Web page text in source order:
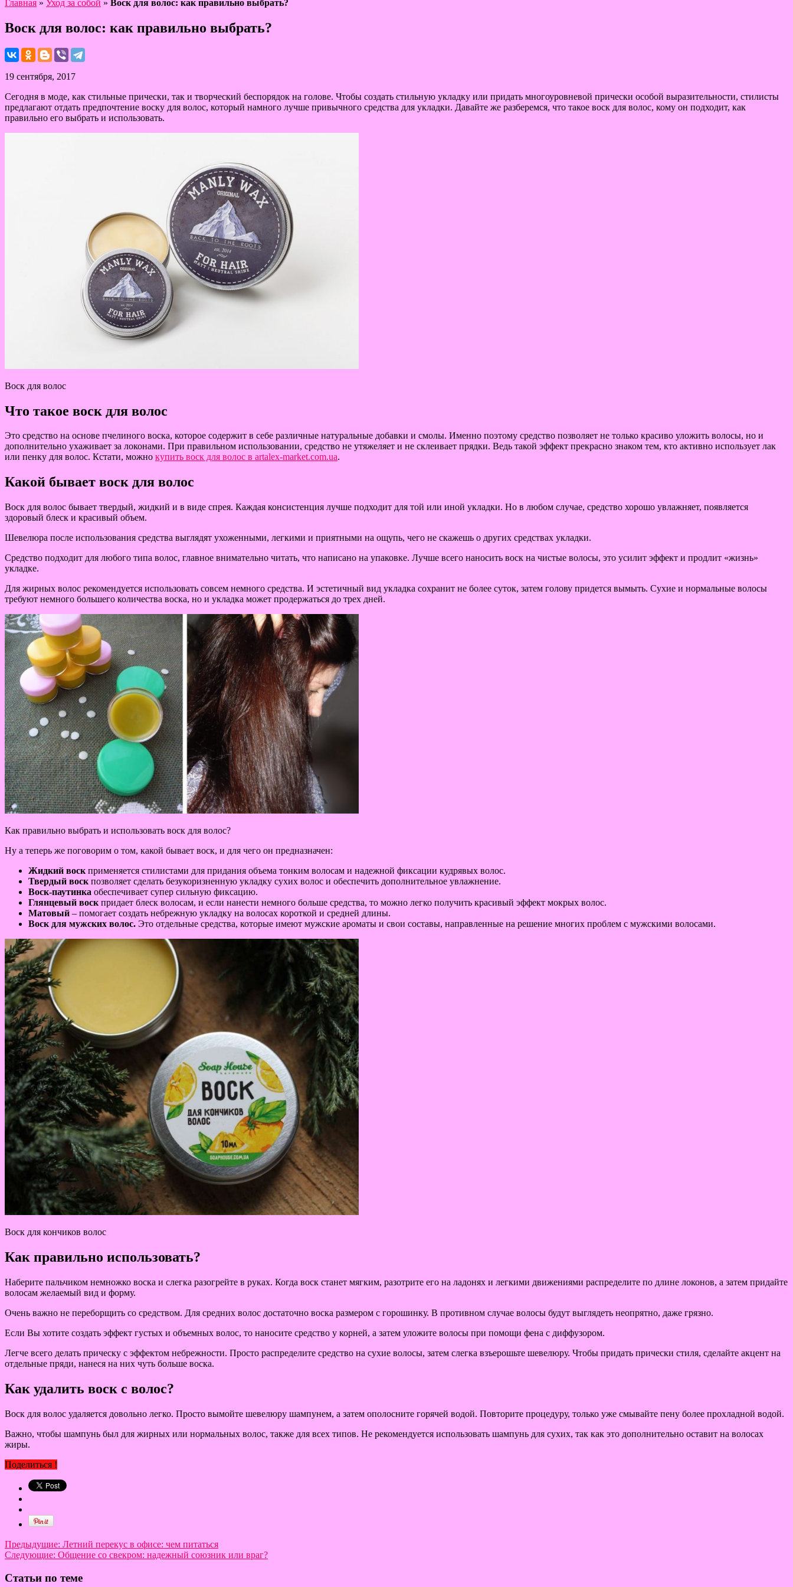
Главная » Уход за собой » Воск для волос: как правильно выбрать?
Воск для волос: как правильно выбрать?
19 сентября, 2017
Сегодня в моде, как стильные прически, так и творческий беспорядок на голове. Чтобы создать стильную укладку или придать многоуровневой прически особой выразительности, стилисты
предлагают отдать предпочтение воску для волос, который намного лучше привычного средства для укладки. Давайте же разберемся, что такое воск для волос, кому он подходит, как
правильно его выбрать и использовать.
Воск для волос
Что такое воск для волос
Это средство на основе пчелиного воска, которое содержит в себе различные натуральные добавки и смолы. Именно поэтому средство позволяет не только красиво уложить волосы, но и
дополнительно ухаживает за локонами. При правильном использовании, средство не утяжеляет и не склеивает прядки. Ведь такой эффект прекрасно знаком тем, кто активно использует лак
или пенку для волос. Кстати, можно купить воск для волос в artalex-market.com.ua.
Какой бывает воск для волос
Воск для волос бывает твердый, жидкий и в виде спрея. Каждая консистенция лучше подходит для той или иной укладки. Но в любом случае, средство хорошо увлажняет, появляется
здоровый блеск и красивый объем.
Шевелюра после использования средства выглядят ухоженными, легкими и приятными на ощупь, чего не скажешь о других средствах укладки.
Средство подходит для любого типа волос, главное внимательно читать, что написано на упаковке. Лучше всего наносить воск на чистые волосы, это усилит эффект и продлит «жизнь»
укладке.
Для жирных волос рекомендуется использовать совсем немного средства. И эстетичный вид укладка сохранит не более суток, затем голову придется вымыть. Сухие и нормальные волосы
требуют немного большего количества воска, но и укладка может продержаться до трех дней.
Как правильно выбрать и использовать воск для волос?
Ну а теперь же поговорим о том, какой бывает воск, и для чего он предназначен:
Жидкий воск применяется стилистами для придания объема тонким волосам и надежной фиксации кудрявых волос.
Твердый воск позволяет сделать безукоризненную укладку сухих волос и обеспечить дополнительное увлажнение.
Воск-паутинка обеспечивает супер сильную фиксацию.
Глянцевый воск придает блеск волосам, и если нанести немного больше средства, то можно легко получить красивый эффект мокрых волос.
Матовый – помогает создать небрежную укладку на волосах короткой и средней длины.
Воск для мужских волос. Это отдельные средства, которые имеют мужские ароматы и свои составы, направленные на решение многих проблем с мужскими волосами.
Воск для кончиков волос
Как правильно использовать?
Наберите пальчиком немножко воска и слегка разогрейте в руках. Когда воск станет мягким, разотрите его на ладонях и легкими движениями распределите по длине локонов, а затем придайте
волосам желаемый вид и форму.
Очень важно не переборщить со средством. Для средних волос достаточно воска размером с горошинку. В противном случае волосы будут выглядеть неопрятно, даже грязно.
Если Вы хотите создать эффект густых и объемных волос, то наносите средство у корней, а затем уложите волосы при помощи фена с диффузором.
Легче всего делать прическу с эффектом небрежности. Просто распределите средство на сухие волосы, затем слегка взъерошьте шевелюру. Чтобы придать прически стиля, сделайте акцент на
отдельные пряди, нанеся на них чуть больше воска.
Как удалить воск с волос?
Воск для волос удаляется довольно легко. Просто вымойте шевелюру шампунем, а затем ополосните горячей водой. Повторите процедуру, только уже смывайте пену более прохладной водой.
Важно, чтобы шампунь был для жирных или нормальных волос, также для всех типов. Не рекомендуется использовать шампунь для сухих, так как это дополнительно оставит на волосах
жиры.
Поделиться !
Предыдущие: Летний перекус в офисе: чем питаться
Следующие: Общение со свекром: надежный союзник или враг?
Статьи по теме